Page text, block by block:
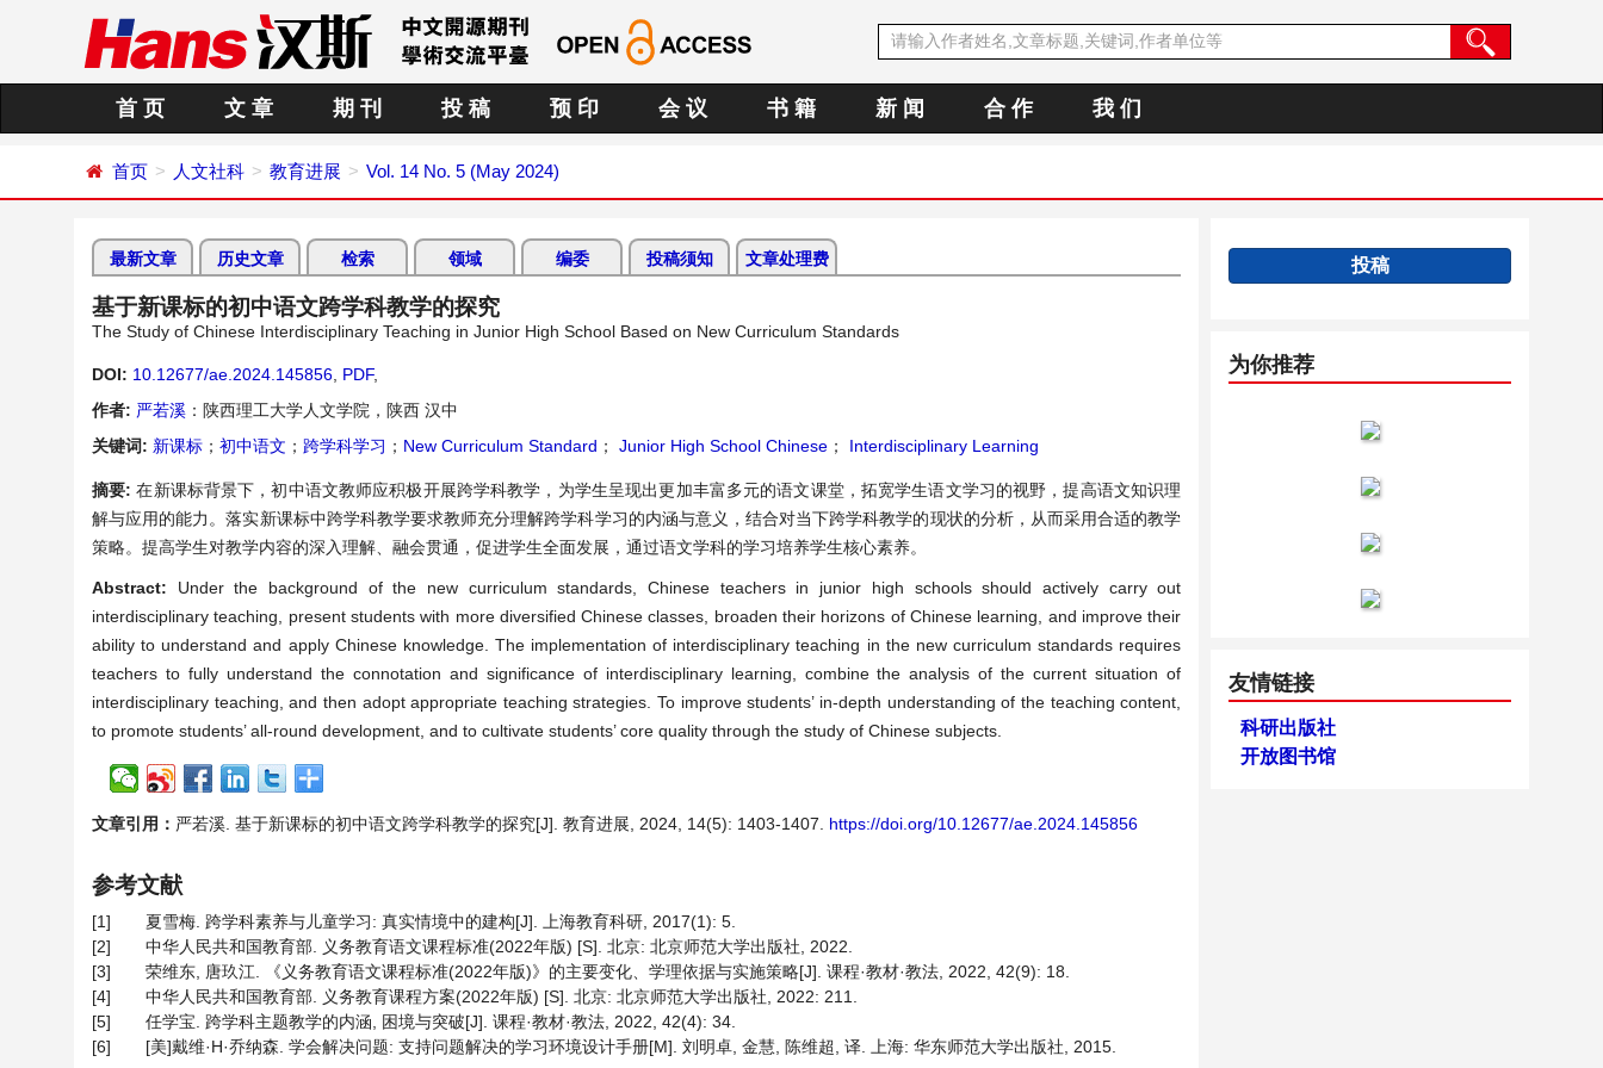
首 页 文 章 期 刊 投 稿 预 印 会 议 书 籍 新 闻 合 作 我 们
首页 人文社科 教育进展 Vol. 14 No. 5 (May 2024)
最新文章 历史文章 检索 领域 编委 投稿须知 文章处理费
基于新课标的初中语文跨学科教学的探究
The Study of Chinese Interdisciplinary Teaching in Junior High School Based on New Curriculum Standards
DOI: 10.12677/ae.2024.145856 PDF,
作者: 严若溪 ：陕西理工大学人文学院，陕西 汉中
关键词: 新课标 ； 初中语文 ； 跨学科学习 ； New Curriculum Standard ； Junior High School Chinese ； Interdisciplinary Learning
摘要:在新课标背景下，初中语文教师应积极开展跨学科教学，为学生呈现出更加丰富多元的语文课堂，拓宽学生语文学习的视野，提高语文知识理
解与应用的能力。落实新课标中跨学科教学要求教师充分理解跨学科学习的内涵与意义，结合对当下跨学科教学的现状的分析，从而采用合适的教学
策略。提高学生对教学内容的深入理解、融会贯通，促进学生全面发展，通过语文学科的学习培养学生核心素养。
Abstract: Under the background of the new curriculum standards, Chinese teachers in junior high schools should actively carry out
interdisciplinary teaching, present students with more diversified Chinese classes, broaden their horizons of Chinese learning, and improve their
ability to understand and apply Chinese knowledge. The implementation of interdisciplinary teaching in the new curriculum standards requires
teachers to fully understand the connotation and significance of interdisciplinary learning, combine the analysis of the current situation of
interdisciplinary teaching, and then adopt appropriate teaching strategies. To improve students’ in-depth understanding of the teaching content,
to promote students’ all-round development, and to cultivate students’ core quality through the study of Chinese subjects.
文章引用： 严若溪. 基于新课标的初中语文跨学科教学的探究[J]. 教育进展, 2024, 14(5): 1403-1407. https://doi.org/10.12677/ae.2024.145856
参考文献
[1]
夏雪梅. 跨学科素养与儿童学习: 真实情境中的建构[J]. 上海教育科研, 2017(1): 5.
[2]
中华人民共和国教育部. 义务教育语文课程标准(2022年版) [S]. 北京: 北京师范大学出版社, 2022.
[3]
荣维东, 唐玖江. 《义务教育语文课程标准(2022年版)》的主要变化、学理依据与实施策略[J]. 课程·教材·教法, 2022, 42(9): 18.
[4]
中华人民共和国教育部. 义务教育课程方案(2022年版) [S]. 北京: 北京师范大学出版社, 2022: 211.
[5]
任学宝. 跨学科主题教学的内涵, 困境与突破[J]. 课程·教材·教法, 2022, 42(4): 34.
[6]
[美]戴维·H·乔纳森. 学会解决问题: 支持问题解决的学习环境设计手册[M]. 刘明卓, 金慧, 陈维超, 译. 上海: 华东师范大学出版社, 2015.
投稿
为你推荐
友情链接
科研出版社
开放图书馆